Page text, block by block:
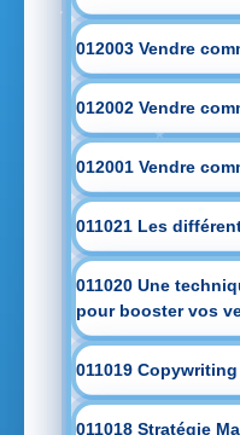
012003 Vendre
012002 Vendre
012001 Vendre
011021 Les
011020 Une
pour booster vos
011019
011018 Stratégie